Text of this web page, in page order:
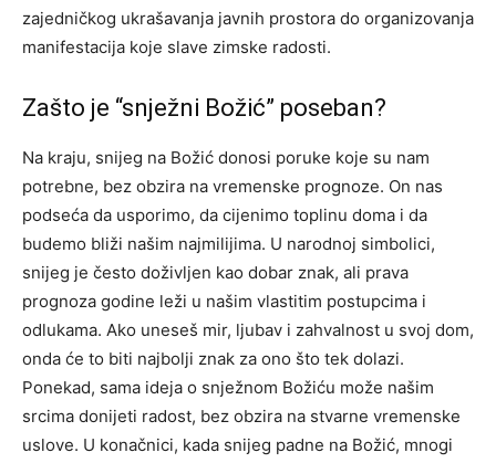
zajedničkog ukrašavanja javnih prostora do organizovanja
manifestacija koje slave zimske radosti.
Zašto je “snježni Božić” poseban?
Na kraju, snijeg na Božić donosi poruke koje su nam
potrebne, bez obzira na vremenske prognoze. On nas
podseća da usporimo, da cijenimo toplinu doma i da
budemo bliži našim najmilijima. U narodnoj simbolici,
snijeg je često doživljen kao dobar znak, ali prava
prognoza godine leži u našim vlastitim postupcima i
odlukama. Ako uneseš mir, ljubav i zahvalnost u svoj dom,
onda će to biti najbolji znak za ono što tek dolazi.
Ponekad, sama ideja o snježnom Božiću može našim
srcima donijeti radost, bez obzira na stvarne vremenske
uslove. U konačnici, kada snijeg padne na Božić, mnogi